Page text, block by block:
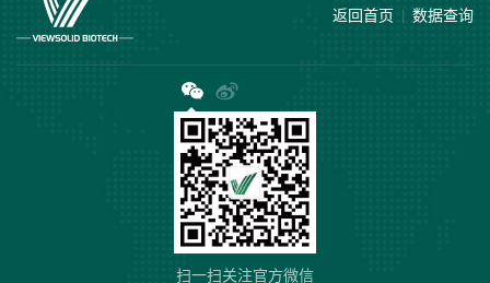
返回首页 数据查询
扫一扫关注官方微信